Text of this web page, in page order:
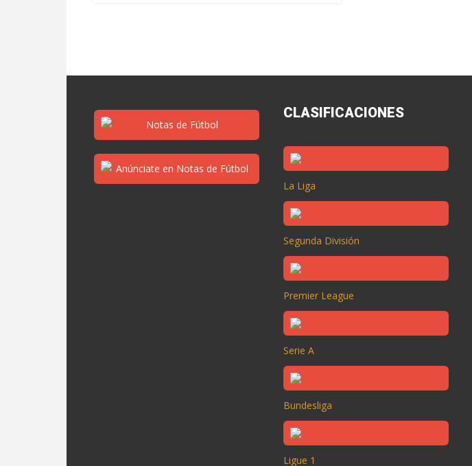
CLASIFICACIONES
La Liga
Segunda División
Premier League
Serie A
Bundesliga
Ligue 1